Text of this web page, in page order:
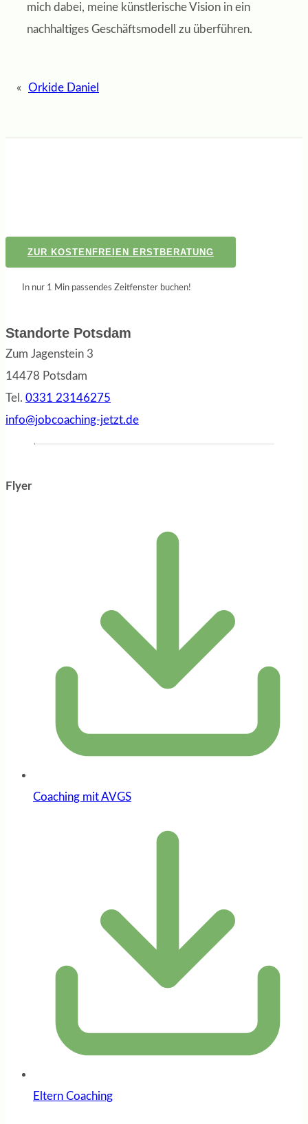
mich dabei, meine künstlerische Vision in ein
nachhaltiges Geschäftsmodell zu überführen.
« Orkide Daniel
ZUR KOSTENFREIEN ERSTBERATUNG
In nur 1 Min passendes Zeitfenster buchen!
Standorte Potsdam
Zum Jagenstein 3
14478 Potsdam
Tel. 0331 23146275
info@jobcoaching-jetzt.de
Flyer
Coaching mit AVGS
Eltern Coaching